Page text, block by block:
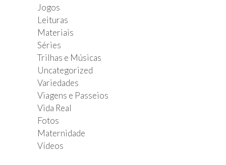
Jogos
Leituras
Materiais
Séries
Trilhas e Músicas
Uncategorized
Variedades
Viagens e Passeios
Vida Real
Fotos
Maternidade
Vídeos